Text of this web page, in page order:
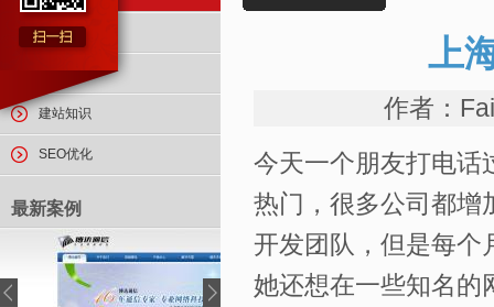
案例新闻
行业动态
建站知识
SEO优化
最新案例
上
作者：
今天一个朋友打电话
热门，很多公司都增
开发团队，但是每个
她还想在一些知名的